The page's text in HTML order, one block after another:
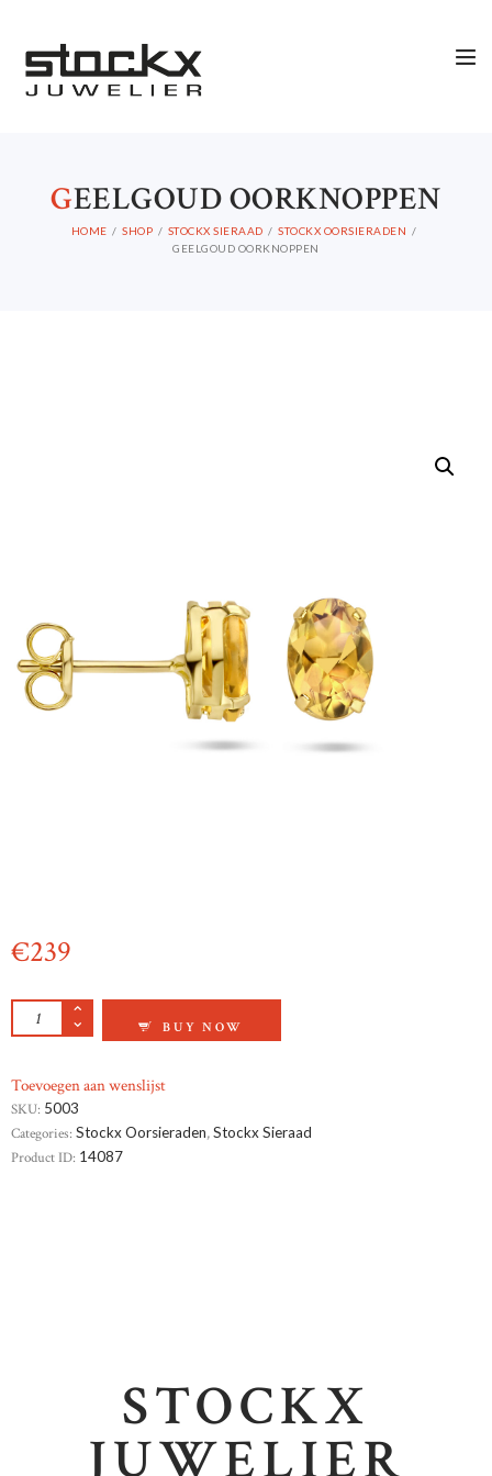
GEELGOUD OORKNOPPEN
HOME SHOP STOCKX SIERAAD
STOCKX OORSIERADEN
GEELGOUD OORKNOPPEN
€239
GEELGOUD OORKNOPPEN QUANTITY
BUY NOW
Toevoegen aan wenslijst
SKU: 5003
Categories: Stockx Oorsieraden,Stockx Sieraad
Product ID: 14087
STOCKX
JUWELIER